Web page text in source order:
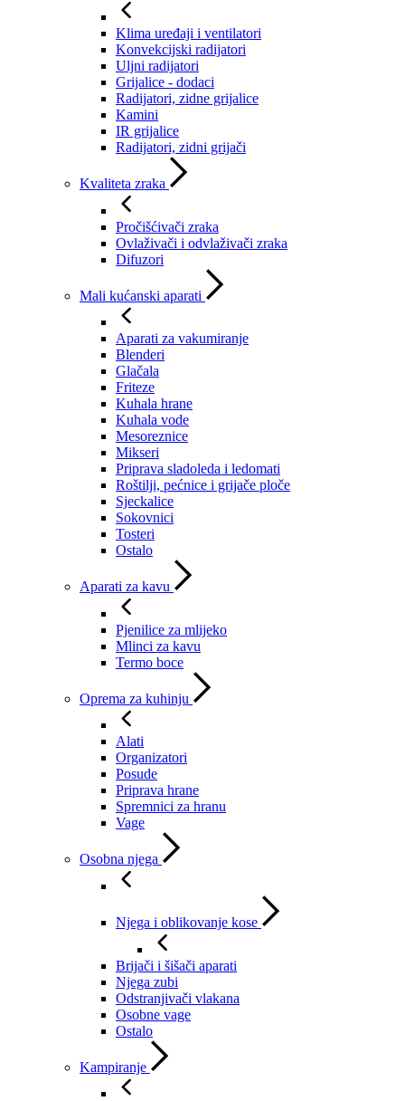
Klima uređaji i ventilatori
Konvekcijski radijatori
Uljni radijatori
Grijalice - dodaci
Radijatori, zidne grijalice
Kamini
IR grijalice
Radijatori, zidni grijači
Kvaliteta zraka
Pročišćivači zraka
Ovlaživači i odvlaživači zraka
Difuzori
Mali kućanski aparati
Aparati za vakumiranje
Blenderi
Glačala
Friteze
Kuhala hrane
Kuhala vode
Mesoreznice
Mikseri
Priprava sladoleda i ledomati
Roštilji, pećnice i grijače ploče
Sjeckalice
Sokovnici
Tosteri
Ostalo
Aparati za kavu
Pjenilice za mlijeko
Mlinci za kavu
Termo boce
Oprema za kuhinju
Alati
Organizatori
Posude
Priprava hrane
Spremnici za hranu
Vage
Osobna njega
Njega i oblikovanje kose
Brijači i šišači aparati
Njega zubi
Odstranjivači vlakana
Osobne vage
Ostalo
Kampiranje